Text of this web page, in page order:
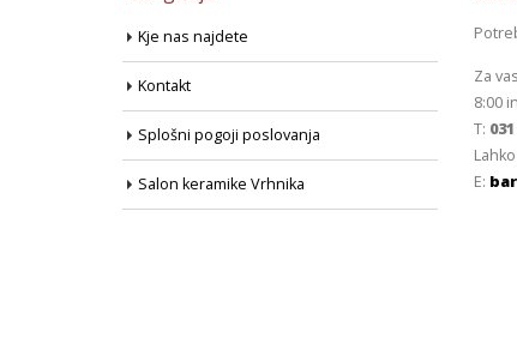
Kje nas najdete
Kontakt
Splošni pogoji poslovanja
Salon keramike Vrhnika
Za
8:00
T:
E: